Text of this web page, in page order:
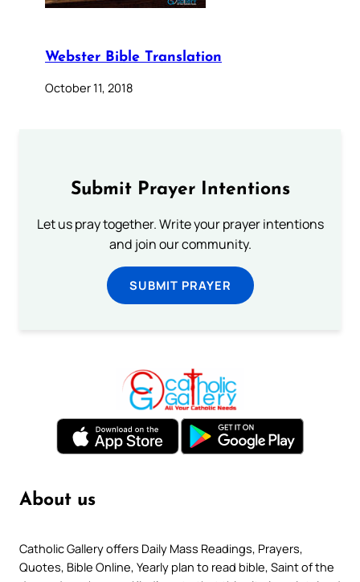
Webster Bible Translation
October 11, 2018
Submit Prayer Intentions
Let us pray together. Write your prayer intentions
and join our community.
SUBMIT PRAYER
About us
Catholic Gallery offers Daily Mass Readings, Prayers,
Quotes, Bible Online, Yearly plan to read bible, Saint of the